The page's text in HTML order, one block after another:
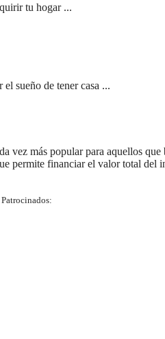
tu hogar ...
sueño de tener casa ...
vez más popular para aquellos
permite financiar el valor total del